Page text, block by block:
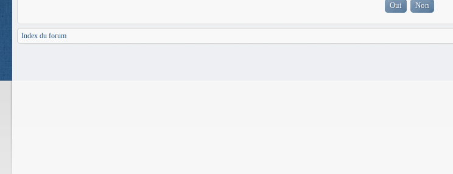
Index du forum